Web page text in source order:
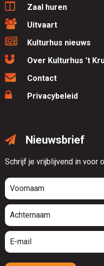
Zaal huren
Uitvaart
Kulturhus nieuws
Over Kulturhus 't
Contact
Privacybeleid
Nieuwsbrief
Schrijf je vrijblijvend in voor